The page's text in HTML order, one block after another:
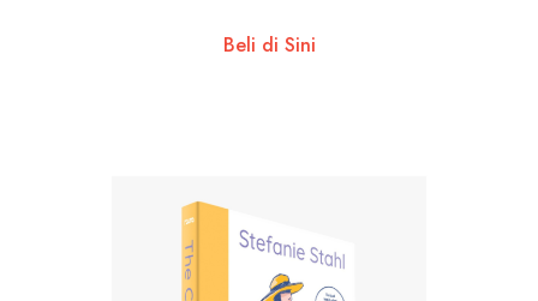
Beli di Sini